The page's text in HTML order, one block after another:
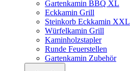
Gartenkamin BBQ XL
Eckkamin Grill
Steinkorb Eckkamin XXL
Würfelkamin Grill
Kaminholzstapler
Runde Feuerstellen
Gartenkamin Zubehör